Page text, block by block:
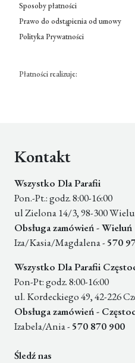
Sposoby płatności
Prawo do odstąpienia od umowy
Polityka Prywatności
Płatności realizuje:
Kontakt
Wszystko Dla Parafii
Pon.-Pt.: godz. 8:00-16:00
ul Zielona 14/3, 98-300
Obsługa zamówień - Wieluń
Iza/Kasia/Magdalena - 570
Wszystko Dla Parafii
Pon-Pt: godz. 8:00-16:00
ul. Kordeckiego 49, 42-226
Obsługa zamówień -
Izabela/Ania - 570 870 900
Śledź nas